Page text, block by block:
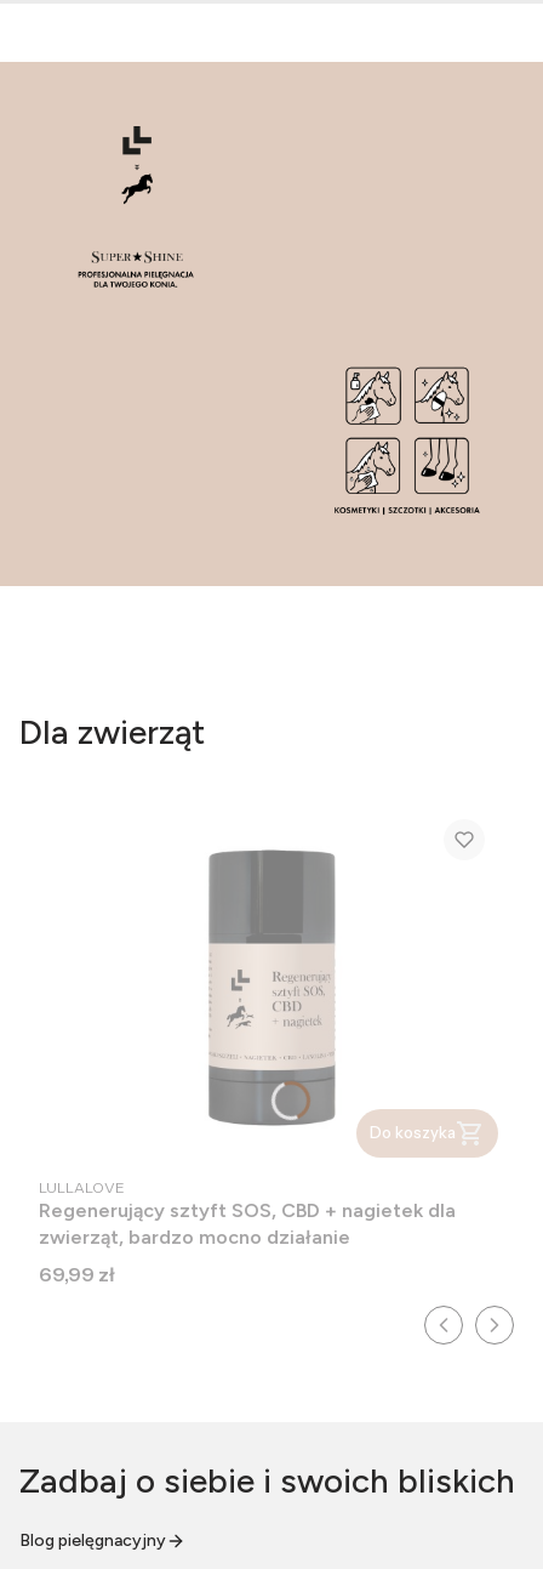
Dla zwierząt
Do koszyka
PRODUCENT
LULLALOVE
Regenerujący sztyft SOS, CBD + nagietek dla
zwierząt, bardzo mocno działanie
Cena
69,99 zł
Zadbaj o siebie i swoich bliskich
Blog pielęgnacyjny